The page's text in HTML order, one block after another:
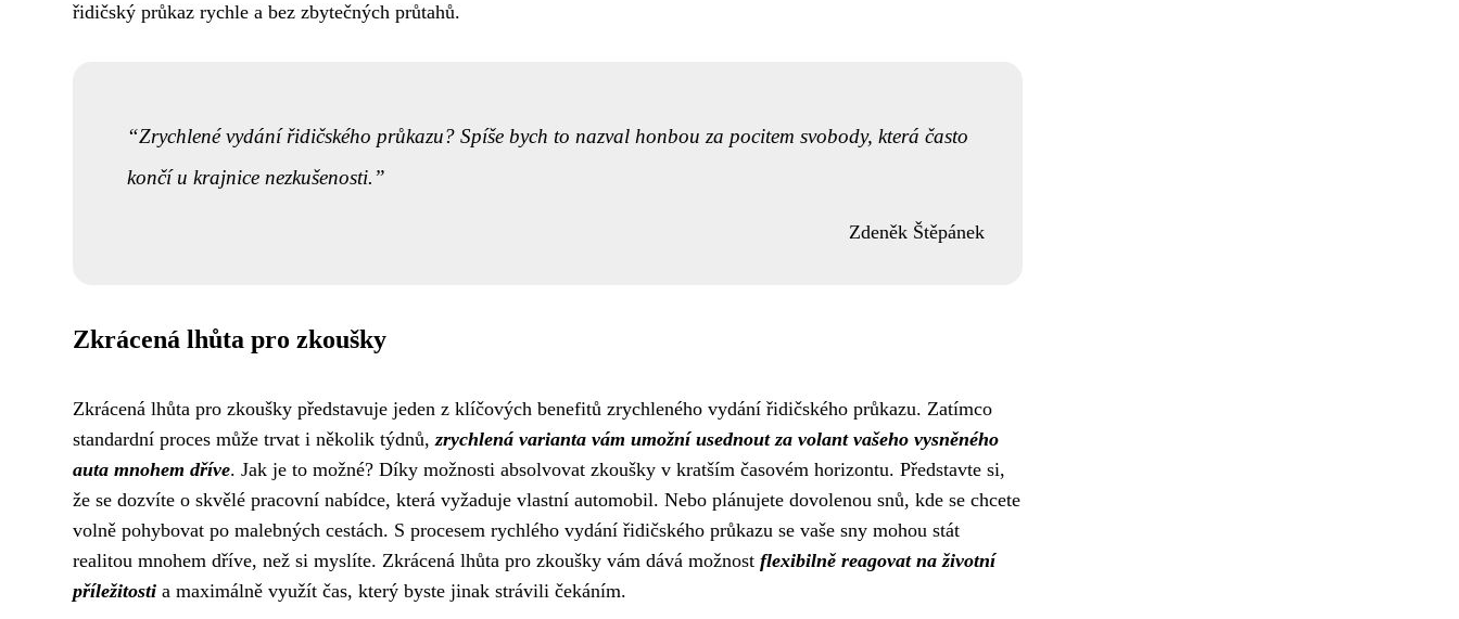
řidičský průkaz rychle a bez zbytečných průtahů.
Zrychlené vydání řidičského průkazu? Spíše bych to nazval honbou za pocitem svobody, která často
končí u krajnice nezkušenosti.
Zdeněk Štěpánek
Zkrácená lhůta pro zkoušky
Zkrácená lhůta pro zkoušky představuje jeden z klíčových benefitů zrychleného vydání řidičského průkazu. Zatímco
standardní proces může trvat i několik týdnů,zrychlená varianta vám umožní usednout za volant vašeho vysněného
auta mnohem dříve. Jak je to možné? Díky možnosti absolvovat zkoušky v kratším časovém horizontu. Představte si,
že se dozvíte o skvělé pracovní nabídce, která vyžaduje vlastní automobil. Nebo plánujete dovolenou snů, kde se chcete
volně pohybovat po malebných cestách. S procesem rychlého vydání řidičského průkazu se vaše sny mohou stát
realitou mnohem dříve, než si myslíte. Zkrácená lhůta pro zkoušky vám dává možnost flexibilně reagovat na životní
příležitosti a maximálně využít čas, který byste jinak strávili čekáním.